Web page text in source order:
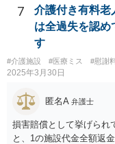
判官が抱いており、そ
ずしも高くはないと思
は可能か 可能ではあり
検討した方がよいでしょ
7
介護付き有料老
は全過失を認め
す
#介護施設 #医療ミス #慰謝
2025年3月30日
匿名A 弁護士
損害賠償として挙げられ
と、1の施設代金全額返